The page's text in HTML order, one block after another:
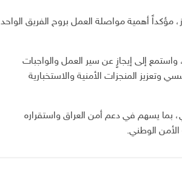
مؤكداً أهمية مواصلة العمل بروح الفريق الواحد
واستمع إلى إيجازٍ عن سير العمل والواجبات
وتعزيز المنجزات الأمنية والاستخبارية
بما يسهم في دعم أمن العراق واستقراره
الوطني.